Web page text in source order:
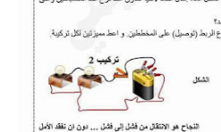
بحوث الفيزياء و الكيمياء
بحوث العلوم الطبيعية
بحوث اللغة الفرنسية